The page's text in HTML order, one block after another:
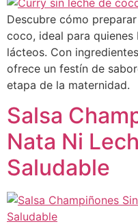
Descubre cómo
coco, ideal para
lácteos. Con
ofrece un festín de
etapa de la maternidad.
Salsa
Nata Ni
Saludable